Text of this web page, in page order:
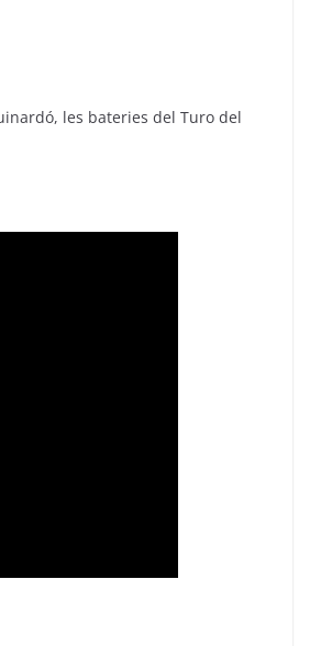
les bateries del Turo del